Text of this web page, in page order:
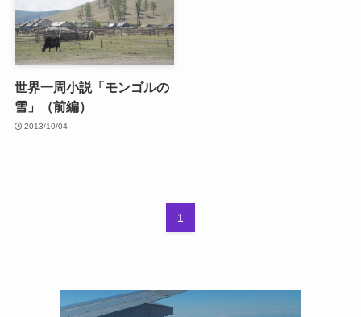
世界一周小説「モンゴルの
雪」（前編）
2013/10/04
1